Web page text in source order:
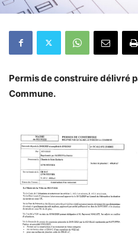
Permis de construire délivré
Commune.